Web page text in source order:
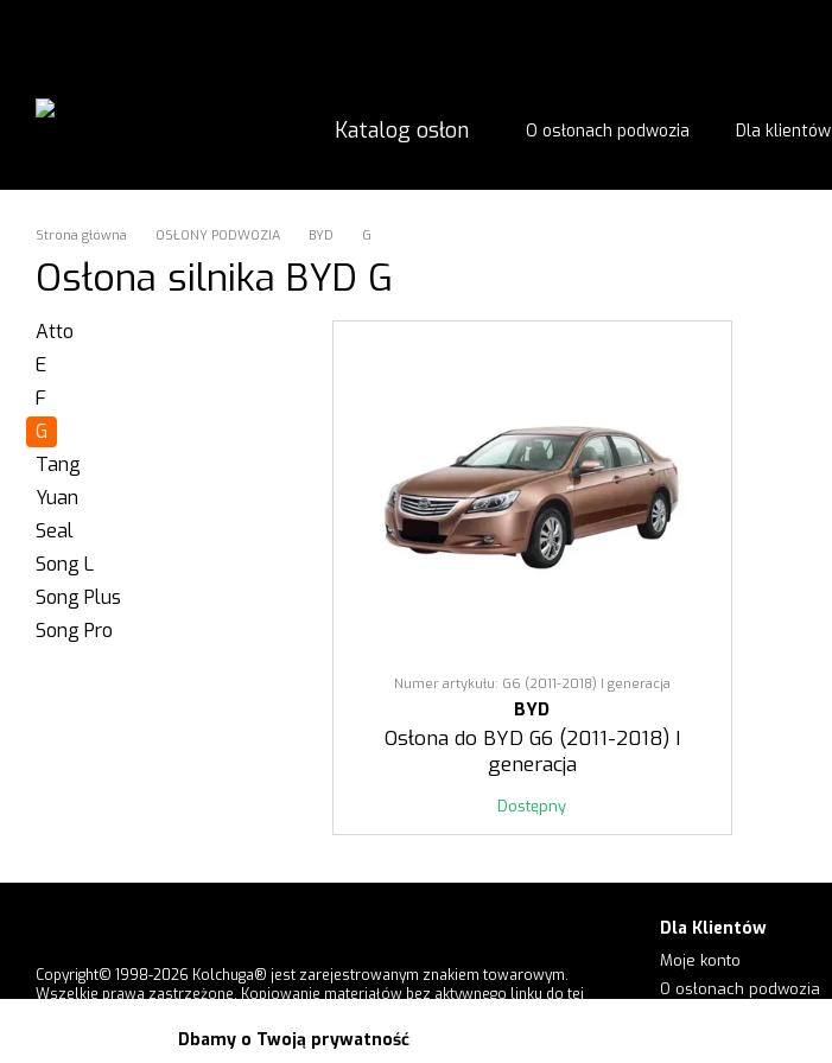
Katalog osłon O osłonach podwozia Dla klientów
Strona główna OSŁONY PODWOZIA BYD G
Osłona silnika BYD G
Numer artykułu: G6 (2011-2018) I generacja
BYD
Osłona do BYD G6 (2011-2018) I
generacja
Dostępny
Atto
E
F
G
Tang
Yuan
Seal
Song L
Song Plus
Song Pro
Copyright© 1998-2026 Kolchuga® jest zarejestrowanym znakiem towarowym.
Wszelkie prawa zastrzeżone. Kopiowanie materiałów bez aktywnego linku do tej
Dla Klientów
Moje konto
O osłonach podwozia
Dbamy o Twoją prywatność